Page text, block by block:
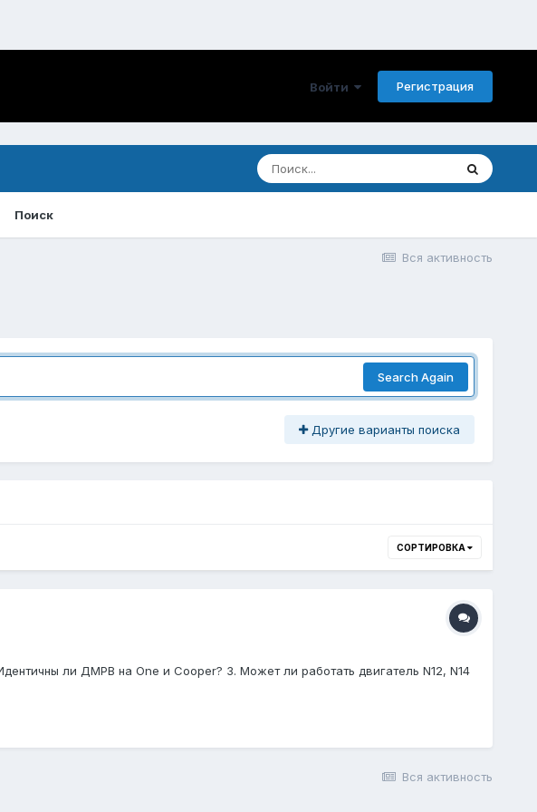
Войти Регистрация
Поиск
Вся активность
Search Again
Другие варианты поиска
СОРТИРОВКА
ли ДМРВ на One и Cooper? 3. Может ли работать двигатель N12, N14
Вся активность